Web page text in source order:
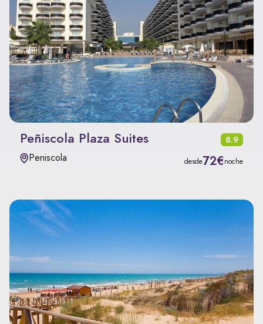
Peñiscola Plaza Suites 8.9
Peniscola desde72€noche